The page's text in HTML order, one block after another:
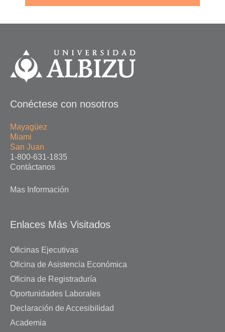
Conéctese con nosotros
Mayagüez
Miami
San Juan
1-800-631-1835
Contáctanos
Mas Información
Enlaces Más Visitados
Oficinas Ejecutivas
Oficina de Asistencia Económica
Oficina de Registraduría
Oportunidades Laborales
Declaración de Accesibilidad
Academia